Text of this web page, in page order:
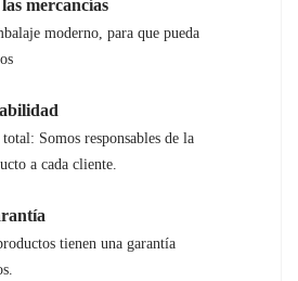
mercancías
moderno, para que pueda
Somos responsables de la
a cada cliente.
tienen una garantía